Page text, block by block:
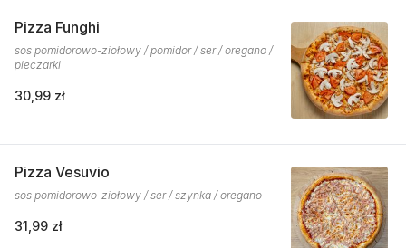
Pizza Funghi
sos pomidorowo-ziołowy / pomidor / ser / oregano /
pieczarki
30,99 zł
Pizza Vesuvio
sos pomidorowo-ziołowy / ser / szynka / oregano
31,99 zł